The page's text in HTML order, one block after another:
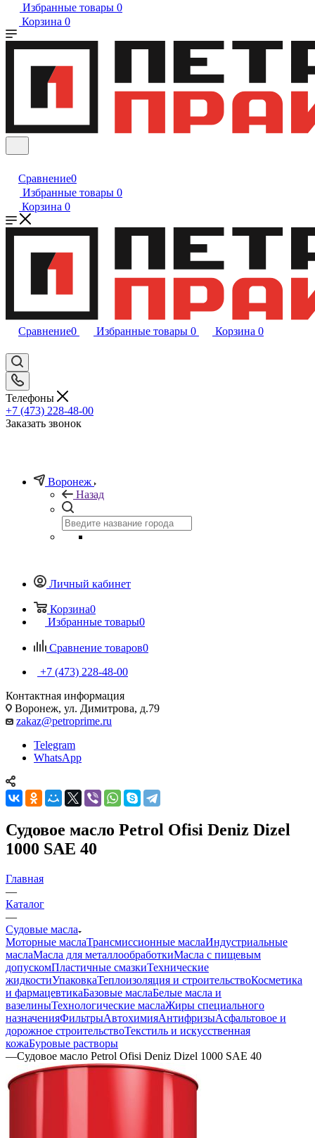
Избранные товары 0
Корзина 0
Сравнение0
Избранные товары 0
Корзина 0
Сравнение0 Избранные товары 0 Корзина 0
Телефоны
+7 (473) 228-48-00
Заказать звонок
Воронеж
Назад
Личный кабинет
Корзина0
Избранные товары0
Сравнение товаров0
+7 (473) 228-48-00
Контактная информация
Воронеж, ул. Димитрова, д.79
zakaz@petroprime.ru
Telegram
WhatsApp
Судовое масло Petrol Ofisi Deniz Dizel
1000 SAE 40
Главная
—
Каталог
—
Судовые масла
Моторные маслаТрансмиссионные маслаИндустриальные
маслаМасла для металлообработкиМасла с пищевым
допускомПластичные смазкиТехнические
жидкостиУпаковкаТеплоизоляция и строительствоКосметика
и фармацевтикаБазовые маслаБелые масла и
вазелиныТехнологические маслаЖиры специального
назначенияФильтрыАвтохимияАнтифризыАсфальтовое и
дорожное строительствоТекстиль и искусственная
кожаБуровые растворы
—Судовое масло Petrol Ofisi Deniz Dizel 1000 SAE 40